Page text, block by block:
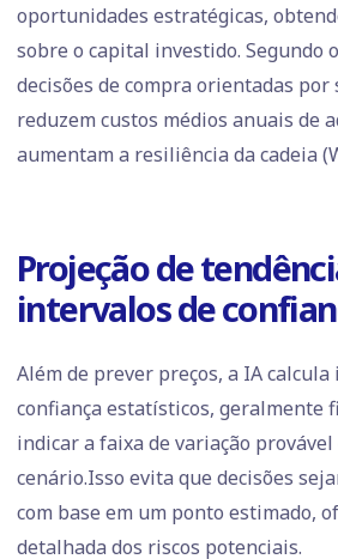
oportunidades estratégicas,
sobre o capital investido. Segundo
decisões de compra orientadas
reduzem custos médios anuais de
aumentam a resiliência da cadeia
Projeção de
intervalos de
Além de prever preços, a IA
confiança estatísticos, geralmente
indicar a faixa de variação provável
cenário.Isso evita que decisões
com base em um ponto estimado,
detalhada dos riscos potenciais.